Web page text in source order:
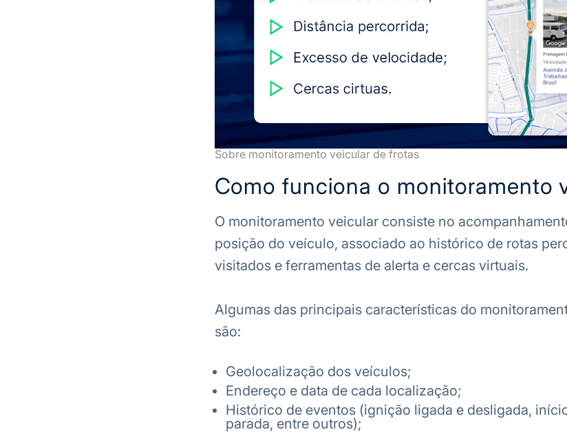
Sobre monitoramento veicular de frotas
Como funciona o monitoramento
O monitoramento veicular consiste no
posição do veículo, associado ao histórico de rotas
visitados e ferramentas de alerta e cercas virtuais.
Algumas das principais características do
são:
Geolocalização dos veículos;
Endereço e data de cada localização;
Histórico de eventos (ignição ligada e desligada,
parada, entre outros);